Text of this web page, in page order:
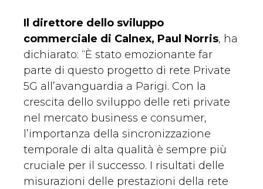
Il direttore dello sviluppo
commerciale di Calnex, Paul Norris, ha
dichiarato: “È stato emozionante far
parte di questo progetto di rete Private
5G all’avanguardia a Parigi. Con la
crescita dello sviluppo delle reti private
nel mercato business e consumer,
l’importanza della sincronizzazione
temporale di alta qualità è sempre più
cruciale per il successo. I risultati delle
misurazioni delle prestazioni della rete